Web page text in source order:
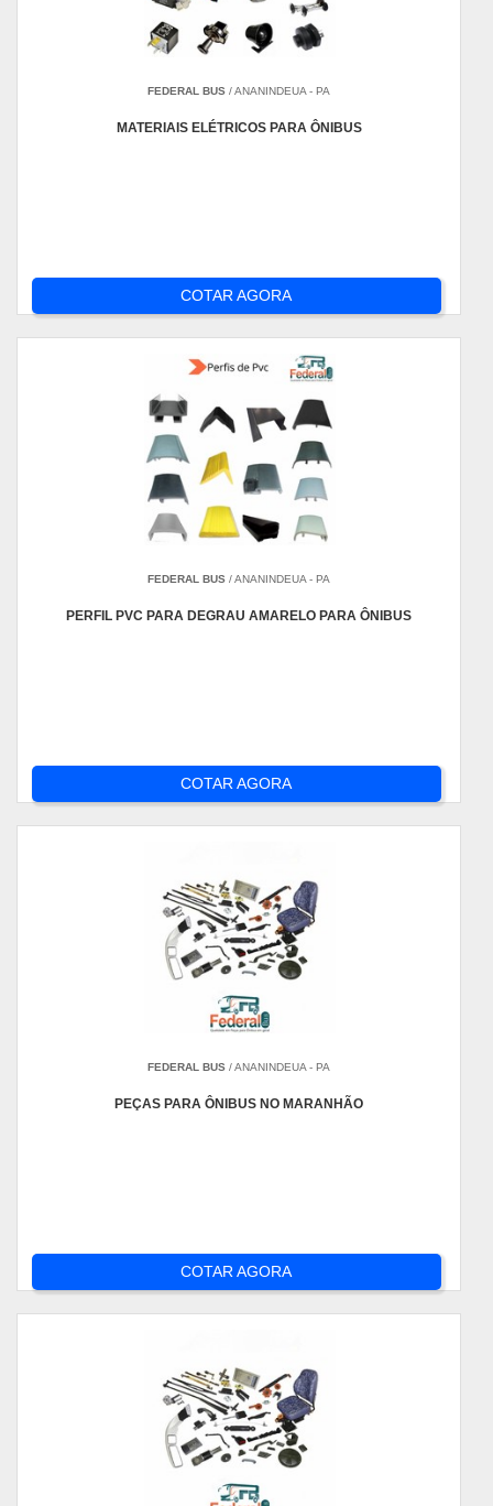
FEDERAL BUS / ANANINDEUA - PA
MATERIAIS ELÉTRICOS PARA ÔNIBUS
COTAR AGORA
FEDERAL BUS / ANANINDEUA - PA
PERFIL PVC PARA DEGRAU AMARELO PARA ÔNIBUS
COTAR AGORA
FEDERAL BUS / ANANINDEUA - PA
PEÇAS PARA ÔNIBUS NO MARANHÃO
COTAR AGORA